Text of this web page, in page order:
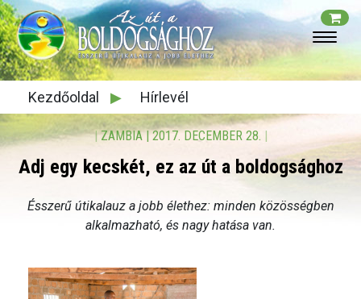
Kezdőoldal ▶ Hírlevél
|ZAMBIA| 2017. DECEMBER 28. |
Adj egy kecskét, ez az út a boldogsághoz
Ésszerű útikalauz a jobb élethez: minden közösségben
alkalmazható, és nagy hatása van.